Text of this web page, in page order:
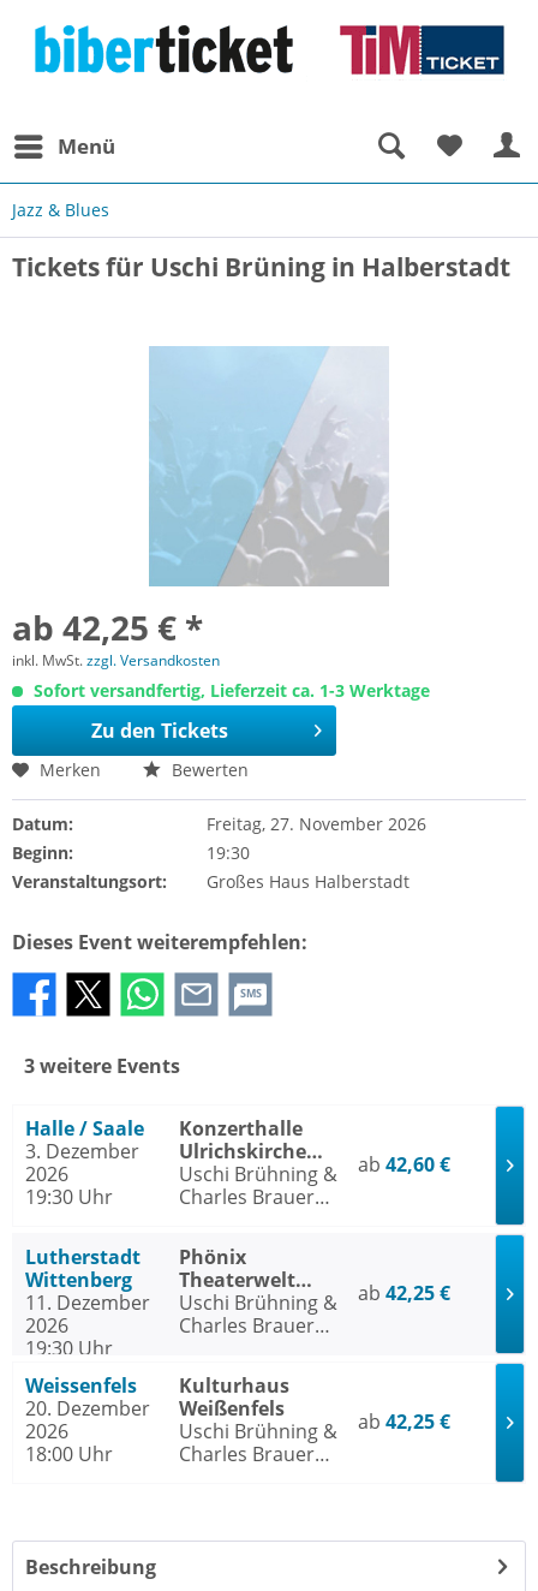
Menü
Jazz & Blues
Tickets für Uschi Brüning in Halberstadt
ab 42,25 € *
inkl. MwSt.zzgl. Versandkosten
Sofort versandfertig, Lieferzeit ca. 1-3 Werktage
Zu den Tickets
Merken Bewerten
Datum:
Freitag, 27. November 2026
Beginn:
19:30
Veranstaltungsort:
Großes Haus Halberstadt
Dieses Event weiterempfehlen:
SMS
3 weitere Events
Halle / Saale
3. Dezember
2026
19:30 Uhr
Konzerthalle
Ulrichskirche
Halle / Saale
Uschi Brühning &
Charles Brauer
ab 42,60 €
Lutherstadt
Wittenberg
11. Dezember
2026
19:30 Uhr
Phönix
Theaterwelt
Wittenberg e. V.
Lutherstadt
Uschi Brühning &
Charles Brauer
ab 42,25 €
Weissenfels
20. Dezember
2026
18:00 Uhr
Kulturhaus
Weißenfels
Uschi Brühning &
Charles Brauer
ab 42,25 €
Beschreibung